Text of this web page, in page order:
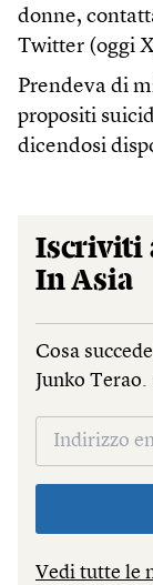
donne,
Twitter (oggi
Prendeva di
propositi
dicendosi
Iscriviti
In Asia
Cosa
Junko
Vedi tutte le